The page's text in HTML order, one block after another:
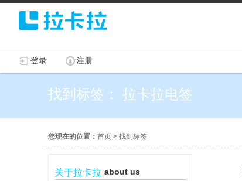
登录 注册
找到标签： 拉卡拉电签
您现在的位置： 首页 > 找到标签
关于拉卡拉 about us